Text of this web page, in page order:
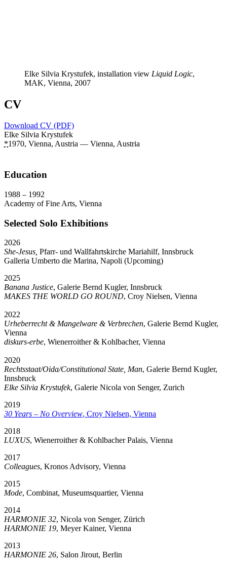
Elke Silvia Krystufek, installation view Liquid Logic,
MAK, Vienna, 2007
CV
Download CV (PDF)
Elke Silvia Krystufek
*1970, Vienna, Austria — Vienna, Austria
Education
1988 – 1992
Academy of Fine Arts, Vienna
Selected Solo Exhibitions
2026
She-Jesus, Pfarr- und Wallfahrtskirche Mariahilf, Innsbruck
Galleria Umberto die Marina, Napoli (Upcoming)
2025
Banana Justice, Galerie Bernd Kugler, Innsbruck
MAKES THE WORLD GO ROUND, Croy Nielsen, Vienna
2022
Urheberrecht & Mangelware & Verbrechen, Galerie Bernd Kugler,
Vienna
diskurs-erbe, Wienerroither & Kohlbacher, Vienna
2020
Rechtsstaat/​Oida/​Constitutional State, Man, Galerie Bernd Kugler,
Innsbruck
Elke Silvia Krystufek, Galerie Nicola von Senger, Zurich
2019
30 Years – No Overview, Croy Nielsen, Vienna
2018
LUXUS, Wienerroither & Kohlbacher Palais, Vienna
2017
Colleagues, Kronos Advisory, Vienna
2015
Mode, Combinat, Museumsquartier, Vienna
2014
HARMONIE 32, Nicola von Senger, Zürich
HARMONIE 19, Meyer Kainer, Vienna
2013
HARMONIE 26, Salon Jirout, Berlin